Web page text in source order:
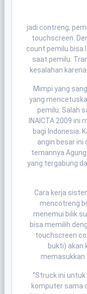
jadi contreng,
touchscreen.
count pemilu bisa
saat pemilu.
kesalahan
Mimpi yang
yang
pemilu. Salah
INAICTA 2009 ini
bagi Indonesia.
angin besar ini
temannya
yang tergabung
Cara kerja
mencotreng
menemui bilik
bisa memilih
touchscreen
bukti) akan
memasukkan
“Struck ini
komputer sama